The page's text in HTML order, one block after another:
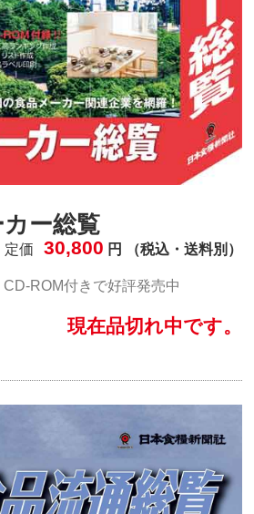
ー総覧
定価 30,800 円 （税込・送料別）
CD-ROM付きで好評発売中
現在品切れ中です。